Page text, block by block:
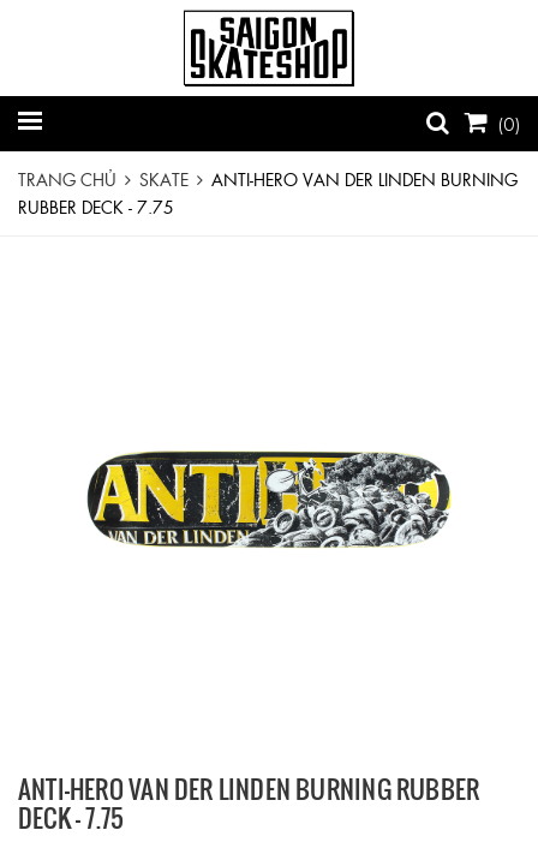
(0)
TRANG CHỦ SKATE
ANTI-HERO VAN DER LINDEN BURNING
RUBBER DECK - 7.75
ANTI-HERO VAN DER LINDEN BURNING RUBBER
DECK - 7.75